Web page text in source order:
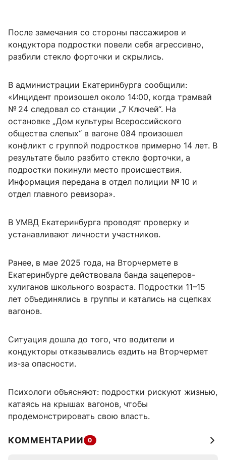
После замечания со стороны пассажиров и
кондуктора подростки повели себя агрессивно,
разбили стекло форточки и скрылись.
В администрации Екатеринбурга сообщили:
«Инцидент произошел около 14:00, когда трамвай
№ 24 следовал со станции „7 Ключей“. На
остановке „Дом культуры Всероссийского
общества слепых“ в вагоне 084 произошел
конфликт с группой подростков примерно 14 лет. В
результате было разбито стекло форточки, а
подростки покинули место происшествия.
Информация передана в отдел полиции № 10 и
отдел главного ревизора».
В УМВД Екатеринбурга проводят проверку и
устанавливают личности участников.
Ранее, в мае 2025 года, на Вторчермете в
Екатеринбурге действовала банда зацеперов-
хулиганов школьного возраста. Подростки 11–15
лет объединялись в группы и катались на сцепках
вагонов.
Ситуация дошла до того, что водители и
кондукторы отказывались ездить на Вторчермет
из-за опасности.
Психологи объясняют: подростки рискуют жизнью,
катаясь на крышах вагонов, чтобы
продемонстрировать свою власть.
КОММЕНТАРИИ 0